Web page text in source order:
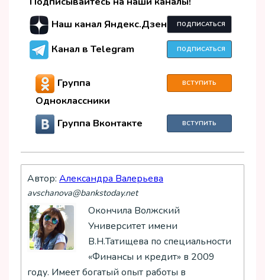
Наш канал Яндекс.Дзен
ПОДПИСАТЬСЯ
Канал в Telegram ПОДПИСАТЬСЯ
Группа
Одноклассники
ВСТУПИТЬ
Группа Вконтакте ВСТУПИТЬ
Автор: Александра Валерьева
avschanova@bankstoday.net
Окончила Волжский
Университет имени
В.Н.Татищева по специальности
«Финансы и кредит» в 2009
году. Имеет богатый опыт работы в